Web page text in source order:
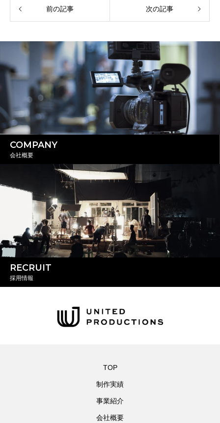
前の記事 次の記事
COMPANY
会社概要
RECRUIT
採用情報
TOP
制作実績
事業紹介
会社概要